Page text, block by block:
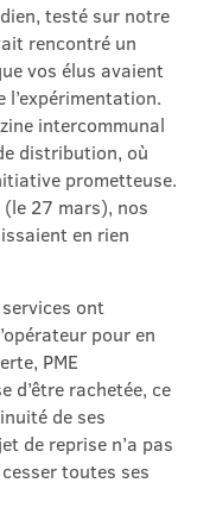
testé sur notre
rencontré un
vos élus avaient
intercommunal
distribution, où
prometteuse.
(le 27 mars), nos
en rien
ont
pour en
PME
d’être rachetée, ce
de ses
de reprise n’a pas
toutes ses